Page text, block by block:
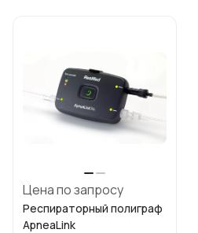
Цена по запросу
Респираторный полиграф
ApneaLink